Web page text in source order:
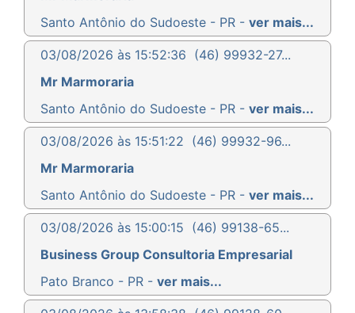
Santo Antônio do Sudoeste - PR - ver mais...
03/08/2026 às 15:52:36 (46) 99932-27...
Mr Marmoraria
Santo Antônio do Sudoeste - PR - ver mais...
03/08/2026 às 15:51:22 (46) 99932-96...
Mr Marmoraria
Santo Antônio do Sudoeste - PR - ver mais...
03/08/2026 às 15:00:15 (46) 99138-65...
Business Group Consultoria Empresarial
Pato Branco - PR - ver mais...